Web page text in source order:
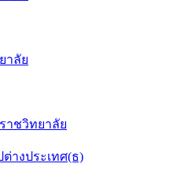
าลัย
าชวิทยาลัย
างประเทศ(ธ)